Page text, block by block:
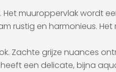
muuroppervlak wordt
rustig en harmonieus.
Zachte grijze nuances
een delicate, bijna